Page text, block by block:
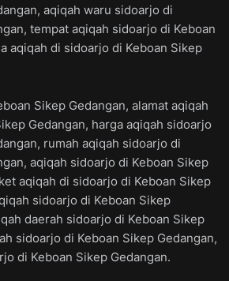
aqiqah waru sidoarjo di
tempat aqiqah sidoarjo di Keboan
aqiqah di sidoarjo di Keboan Sikep
Sikep Gedangan, alamat aqiqah
Gedangan, harga aqiqah sidoarjo
rumah aqiqah sidoarjo di
aqiqah sidoarjo di Keboan Sikep
aqiqah di sidoarjo di Keboan Sikep
sidoarjo di Keboan Sikep
daerah sidoarjo di Keboan Sikep
sidoarjo di Keboan Sikep Gedangan,
di Keboan Sikep Gedangan.